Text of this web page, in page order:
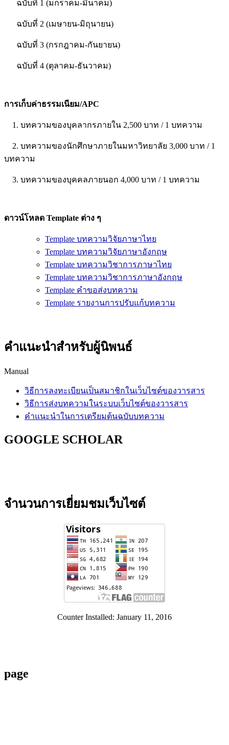
ฉบับที่ 1 (มกราคม-มีนาคม)
ฉบับที่ 2 (เมษายน-มิถุนายน)
ฉบับที่ 3 (กรกฎาคม-กันยายน)
ฉบับที่ 4 (ตุลาคม-ธันวาคม)
การเก็บค่าธรรมเนียม/APC
1. บทความของบุคลากรภายใน 2,500 บาท / 1 บทความ
2. บทความของนักศึกษาภายในมหาวิทยาลัย 3,000 บาท / 1
บทความ
3. บทความของบุคคลภายนอก 4,000 บาท / 1 บทความ
ดาวน์โหลด Template ต่าง ๆ
Template บทความวิจัยภาษาไทย
Template บทความวิจัยภาษาอังกฤษ
Template บทความวิชาการภาษาไทย
Template บทความวิชาการภาษาอังกฤษ
Template คำขอส่งบทความ
Template รายงานการปรับแก้บทความ
คำแนะนำสำหรับผู้นิพนธ์
Manual
วิธีการลงทะเบียนเป็นสมาชิกในเว็บไซต์ของวารสาร
วิธีการส่งบทความในระบบเว็บไซต์ของวารสาร
คำแนะนำในการเตรียมต้นฉบับบทความ
GOOGLE SCHOLAR
จำนวนการเยี่ยมชมเว็บไซต์
Counter Installed: January 11, 2016
page